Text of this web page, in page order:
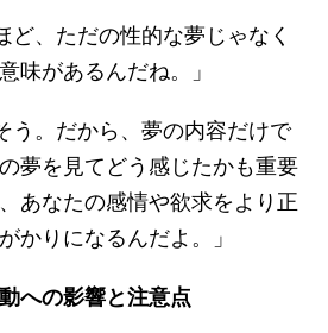
ど、ただの性的な夢じゃなく
味があるんだね。」
う。だから、夢の内容だけで
夢を見てどう感じたかも重要
あなたの感情や欲求をより正
かりになるんだよ。」
への影響と注意点